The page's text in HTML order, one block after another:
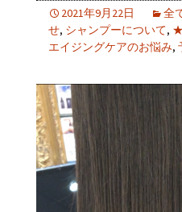
2021年9月22日 全
せ, シャンプーについて, ★
エイジングケアのお悩み,